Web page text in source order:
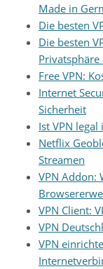
Made in
Die besten
Die besten
Privatsphäre
Free VPN:
Internet
Sicherheit
Ist VPN
Netflix
Streamen
VPN Addon:
VPN Client:
VPN
VPN